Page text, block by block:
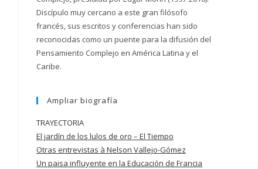
Discípulo muy cercano a este gran filósofo
francés, sus escritos y conferencias han sido
reconocidas como un puente para la difusión del
Pensamiento Complejo en América Latina y el
Caribe.
Ampliar biografía
TRAYECTORIA
El jardín de los lulos de oro – El Tiempo
Otras entrevistas à Nelson Vallejo-Gómez
Un paisa influyente en la Educación de Francia